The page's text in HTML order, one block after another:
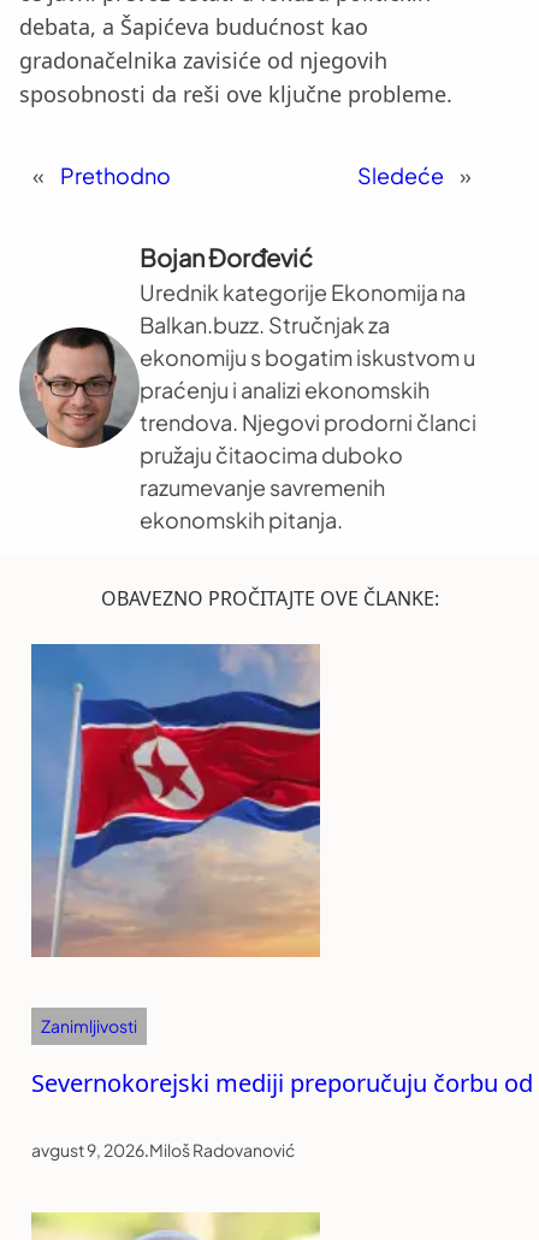
debata, a Šapićeva budućnost kao
gradonačelnika zavisiće od njegovih
sposobnosti da reši ove ključne probleme.
« Prethodno Sledeće »
Bojan Đorđević
Urednik kategorije Ekonomija na
Balkan.buzz. Stručnjak za
ekonomiju s bogatim iskustvom u
praćenju i analizi ekonomskih
trendova. Njegovi prodorni članci
pružaju čitaocima duboko
razumevanje savremenih
ekonomskih pitanja.
OBAVEZNO PROČITAJTE OVE ČLANKE:
Zanimljivosti
Severnokorejski mediji preporučuju čorbu
avgust 9, 2026.Miloš Radovanović